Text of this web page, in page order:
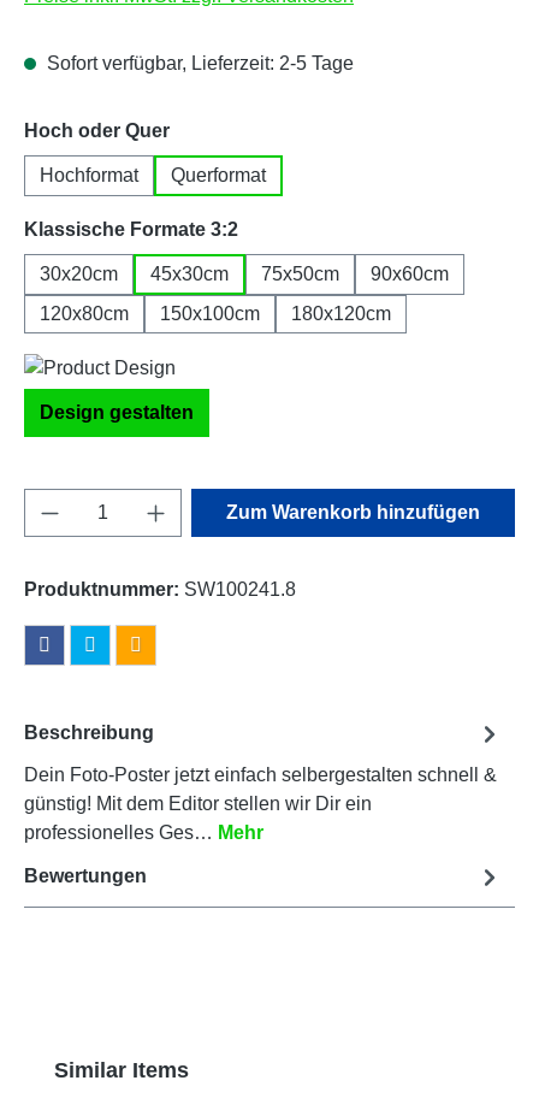
Sofort verfügbar, Lieferzeit: 2-5 Tage
Hoch oder Querauswählen
Hochformat Querformat
Klassische Formate 3:2
30x20cm 45x30cm 75x50cm
90x60cm
120x80cm
150x100cm 180x120cm
Design gestalten
Produkt Anzahl: Gib den gewünschten
Zum Warenkorb hinzufügen
Produktnummer: SW100241.8
Beschreibung
Dein Foto-Poster jetzt einfach selbergestalten schnell &
günstig! Mit dem Editor stellen wir Dir ein
professionelles Ges… Mehr
Bewertungen
Produktgalerie überspringen
Similar Items